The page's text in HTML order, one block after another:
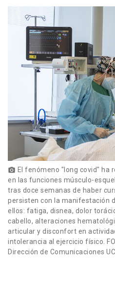
Donaciones
photo_camera El fenómeno "long covid" ha
en las funciones músculo-
tras doce semanas de haber
persisten con la manifestación
ellos: fatiga, disnea, dolor
cabello, alteraciones
articular y disconfort en
intolerancia al ejercicio físico.
Dirección de Comunicaciones UC